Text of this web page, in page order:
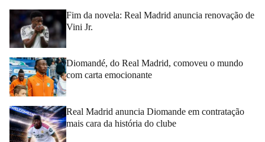
Fim da novela: Real Madrid anuncia renovação de
Vini Jr.
Diomandé, do Real Madrid, comoveu o mundo
com carta emocionante
Real Madrid anuncia Diomande em contratação
mais cara da história do clube